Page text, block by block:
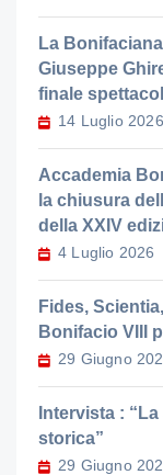
La
Giuseppe
finale
14 Luglio 2026
Accademia
la chiusura
della XXIV
4 Luglio 2026
Fides,
Bonifacio VIII
29 Giugno
Intervista :
storica”
29 Giugno